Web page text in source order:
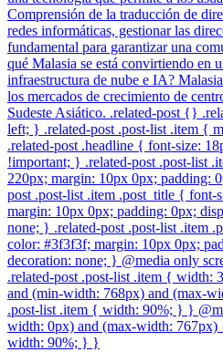
Comprensión de la traducción de
redes informáticas, gestionar las
fundamental para garantizar una
qué Malasia se está convirtiendo en
infraestructura de nube e IA?
los mercados de crecimiento de
Sudeste Asiático. .related-post {}
left; } .related-post .post-list .item {
.related-post .headline { font-size:
!important; } .related-post .post-list
220px; margin: 10px 0px; padding:
post .post-list .item .post_title {
margin: 10px 0px; padding: 0px;
none; } .related-post .post-list .item
color: #3f3f3f; margin: 10px 0px;
decoration: none; } @media only
.related-post .post-list .item { width:
and (min-width: 768px) and (max-
.post-list .item { width: 90%; } }
width: 0px) and (max-width: 767px)
width: 90%; } }